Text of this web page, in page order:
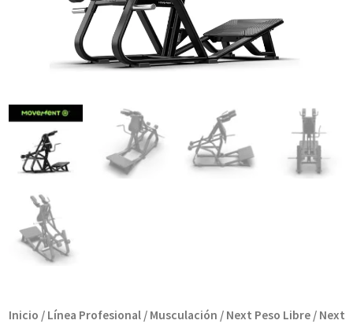
Inicio / Línea Profesional / Musculación / Next Peso Libre / Next